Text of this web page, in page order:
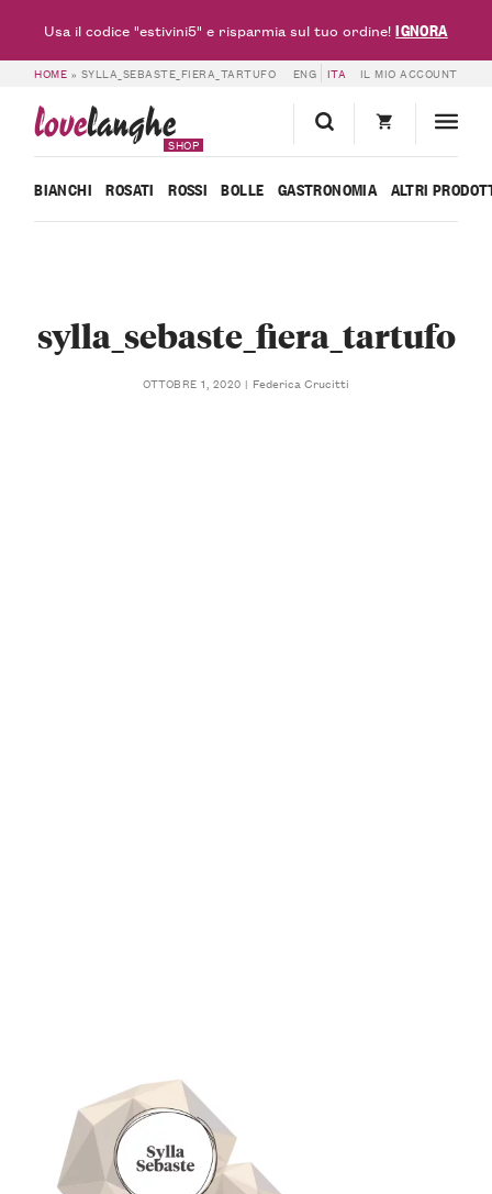
HOME » SYLLA_SEBASTE_FIERA_TARTUFO ENG ITA IL MIO ACCOUNT
lovelanghe
SHOP
BIANCHI ROSATI ROSSI BOLLE GASTRONOMIA ALTRI
sylla_sebaste_fiera_tartufo
OTTOBRE 1, 2020 Federica Crucitti
Usa il codice "estivini5" e risparmia sul tuo ordine!IGNORA